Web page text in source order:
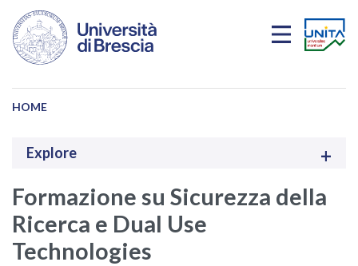
Salta al contenuto principale
HOME
Explore
Formazione su Sicurezza della
Ricerca e Dual Use
Technologies